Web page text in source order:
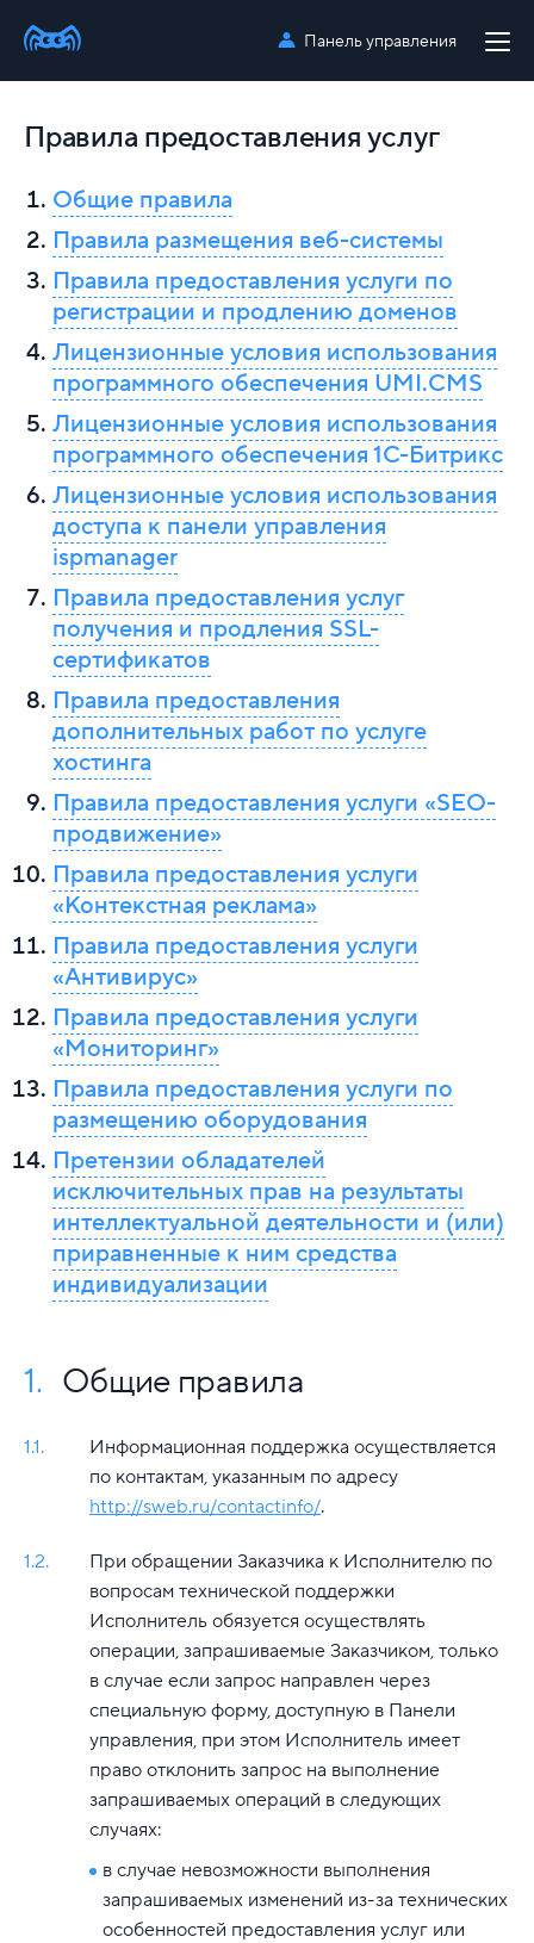
Панель управления
Правила предоставления услуг
Общие правила
Правила размещения веб-системы
Правила предоставления услуги по
регистрации и продлению доменов
Лицензионные условия использования
программного обеспечения UMI.CMS
Лицензионные условия использования
программного обеспечения 1С-Битрикс
Лицензионные условия использования
доступа к панели управления
ispmanager
Правила предоставления услуг
получения и продления SSL-
сертификатов
Правила предоставления
дополнительных работ по услуге
хостинга
Правила предоставления услуги «SEO-
продвижение»
Правила предоставления услуги
«Контекстная реклама»
Правила предоставления услуги
«Антивирус»
Правила предоставления услуги
«Мониторинг»
Правила предоставления услуги по
размещению оборудования
Претензии обладателей
исключительных прав на результаты
интеллектуальной деятельности и (или)
приравненные к ним средства
индивидуализации
1. Общие правила
1.1.
Информационная поддержка осуществляется
по контактам, указанным по адресу
http://sweb.ru/contactinfo/.
1.2.
При обращении Заказчика к Исполнителю по
вопросам технической поддержки
Исполнитель обязуется осуществлять
операции, запрашиваемые Заказчиком, только
в случае если запрос направлен через
специальную форму, доступную в Панели
управления, при этом Исполнитель имеет
право отклонить запрос на выполнение
запрашиваемых операций в следующих
случаях:
в случае невозможности выполнения
запрашиваемых изменений из-за технических
особенностей предоставления услуг или